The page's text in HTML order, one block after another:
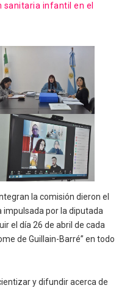
sanitaria infantil en el
la comisión dieron el
por la diputada
el día 26 de abril de cada
de Guillain-Barré” en todo
y difundir acerca de